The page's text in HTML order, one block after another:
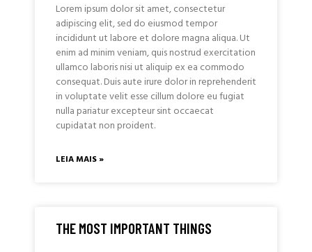
Lorem ipsum dolor sit amet, consectetur
adipiscing elit, sed do eiusmod tempor
incididunt ut labore et dolore magna aliqua. Ut
enim ad minim veniam, quis nostrud exercitation
ullamco laboris nisi ut aliquip ex ea commodo
consequat. Duis aute irure dolor in reprehenderit
in voluptate velit esse cillum dolore eu fugiat
nulla pariatur excepteur sint occaecat
cupidatat non proident.
LEIA MAIS »
THE MOST IMPORTANT THINGS